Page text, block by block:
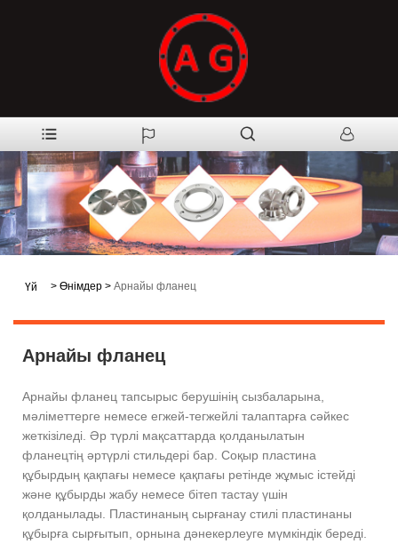
Үй > Өнімдер > Арнайы фланец
Арнайы фланец
Арнайы фланец тапсырыс берушінің сызбаларына,
мәліметтерге немесе егжей-тегжейлі талаптарға сәйкес
жеткізіледі. Әр түрлі мақсаттарда қолданылатын
фланецтің әртүрлі стильдері бар. Соқыр пластина
құбырдың қақпағы немесе қақпағы ретінде жұмыс істейді
және құбырды жабу немесе бітеп тастау үшін
қолданылады. Пластинаның сырғанау стилі пластинаны
құбырға сырғытып, орнына дәнекерлеуге мүмкіндік береді.